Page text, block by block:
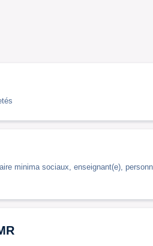
minima sociaux, enseignant(e),